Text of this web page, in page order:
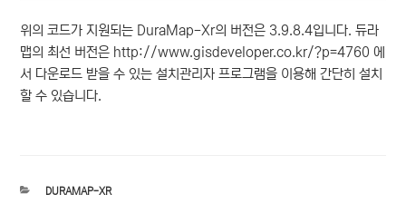
위의 코드가 지원되는 DuraMap-Xr의 버전은 3.9.8.4입니다. 듀라
맵의 최선 버전은 http://www.gisdeveloper.co.kr/?p=4760 에
서 다운로드 받을 수 있는 설치관리자 프로그램을 이용해 간단히 설치
할 수 있습니다.
카
DURAMAP-XR